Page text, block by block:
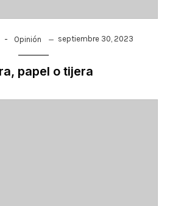
- Opinión septiembre 30, 2023
papel o tijera